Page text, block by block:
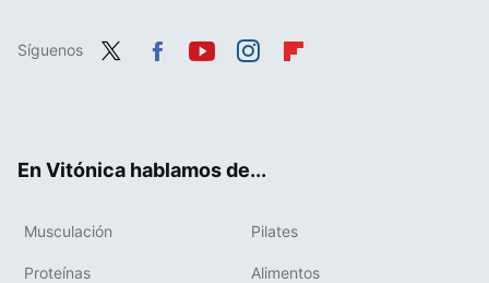
Síguenos
En Vitónica hablamos de...
Musculación Pilates
Proteínas Alimentos